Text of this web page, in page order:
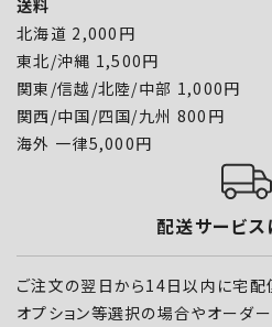
送料
北海道 2,000円
東北/沖縄 1,500円
関東/信越/北陸/中部 1,000円
関西/中国/四国/九州 800円
海外 一律5,000円
配送サービス
ご注文の翌日から14日以内に宅配
オプション等選択の場合やオーダ